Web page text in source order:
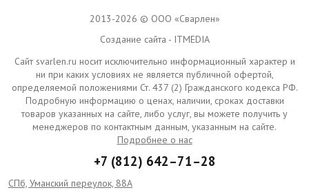
2013-2026 © ООО «Сварлен»
Создание сайта - ITMEDIA
Сайт svarlen.ru носит исключительно информационный характер и
ни при каких условиях не является публичной офертой,
определяемой положениями Ст. 437 (2) Гражданского кодекса РФ.
Подробную информацию о ценах, наличии, сроках доставки
товаров указанных на сайте, либо услуг, вы можете получить у
менеджеров по контактным данным, указанным на сайте.
Подробнее о нас
+7 (812) 642–71–28
СПб, Уманский переулок, 88А